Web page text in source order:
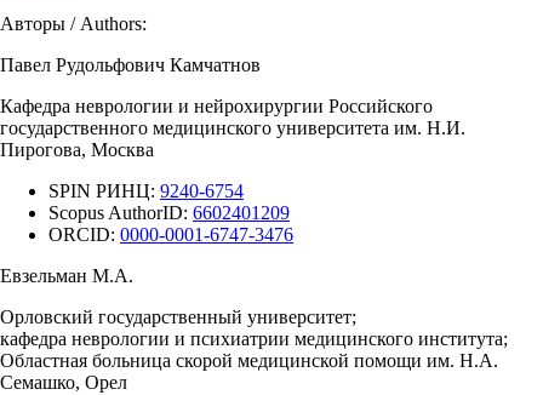
Авторы / Authors:
Павел Рудольфович Камчатнов
Кафедра неврологии и нейрохирургии Российского
государственного медицинского университета им. Н.И.
Пирогова, Москва
SPIN РИНЦ: 9240-6754
Scopus AuthorID: 6602401209
ORCID: 0000-0001-6747-3476
Евзельман М.А.
Орловский государственный университет;
кафедра неврологии и психиатрии медицинского института;
Областная больница скорой медицинской помощи им. Н.А.
Семашко, Орел